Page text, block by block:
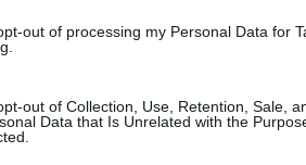
out of processing my Personal Data for
out of Collection, Use, Retention, Sale,
Data that Is Unrelated with the